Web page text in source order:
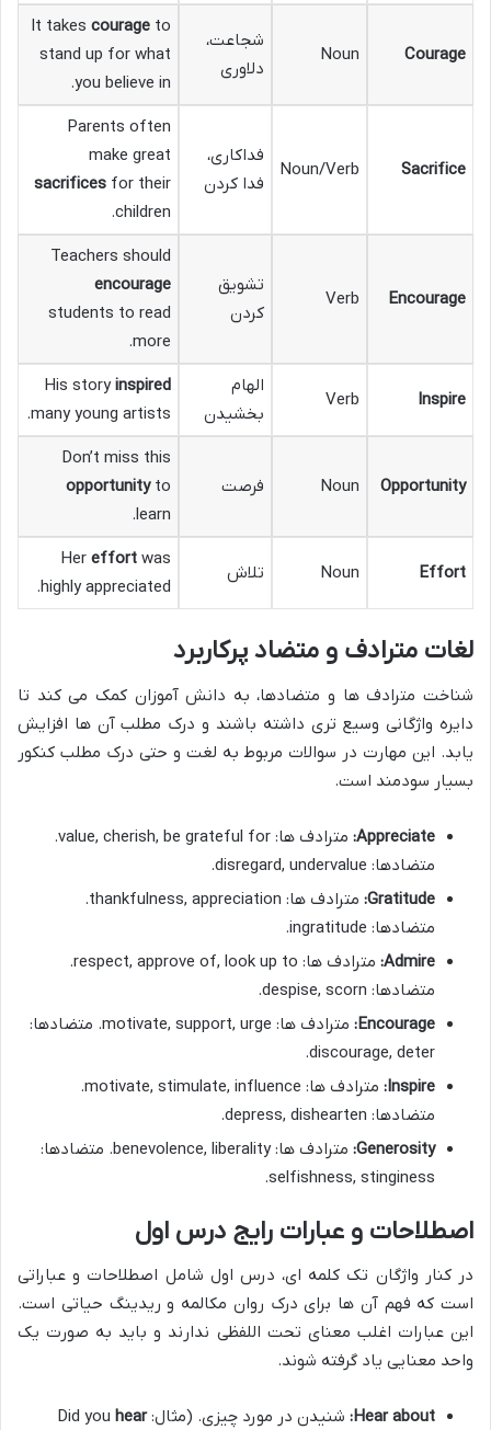
Courage
Noun
شجاعت،
دلاوری
It takes courage to
stand up for what
you believe in.
Sacrifice
Noun/Verb
فداکاری،
فدا کردن
Parents often
make great
sacrifices for their
children.
Encourage
Verb
تشویق
کردن
Teachers should
encourage
students to read
more.
Inspire
Verb
الهام
بخشیدن
His storyinspired
many young artists.
Opportunity
Noun فرصت
Don’t miss this
opportunityto
learn.
Effort
Noun تلاش
Her effort was
highly appreciated.
لغات مترادف و متضاد پرکاربرد
شناخت مترادف ها و متضادها، به دانش آموزان کمک می کند تا
دایره واژگانی وسیع تری داشته باشند و درک مطلب آن ها افزایش
یابد. این مهارت در سوالات مربوط به لغت و حتی درک مطلب کنکور
بسیار سودمند است.
Appreciate:
مترادف ها: value, cherish, be grateful for.
متضادها: disregard, undervalue.
Gratitude:
مترادف ها: thankfulness, appreciation.
متضادها: ingratitude.
Admire:
مترادف ها: respect, approve of, look up to.
متضادها: despise, scorn.
Encourage:
مترادف ها: motivate, support, urge. متضادها:
discourage, deter.
Inspire:
مترادف ها: motivate, stimulate, influence.
متضادها: depress, dishearten.
Generosity:
مترادف ها: benevolence, liberality. متضادها:
selfishness, stinginess.
اصطلاحات و عبارات رایج درس اول
در کنار واژگان تک کلمه ای، درس اول شامل اصطلاحات و عباراتی
است که فهم آن ها برای درک روان مکالمه و ریدینگ حیاتی است.
این عبارات اغلب معنای تحت اللفظی ندارند و باید به صورت یک
واحد معنایی یاد گرفته شوند.
Hear about: شنیدن در مورد چیزی. (مثال: Did youhear